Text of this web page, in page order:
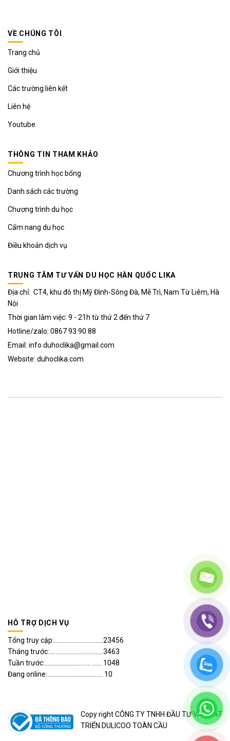
VỀ CHÚNG TÔI
Trang chủ
Giới thiệu
Các trường liên kết
Liên hệ
Youtube
THÔNG TIN THAM KHẢO
Chương trình học bổng
Danh sách các trường
Chương trình du học
Cẩm nang du học
Điều khoản dịch vụ
TRUNG TÂM TƯ VẤN DU HỌC HÀN QUỐC LIKA
Địa chỉ: CT4, khu đô thị Mỹ Đình-Sông Đà, Mễ Trì, Nam Từ Liêm, Hà
Nội
Thời gian làm việc: 9 - 21h từ thứ 2 đến thứ 7
Hotline/zalo: 0867 93 90 88
Email: info.duhoclika@gmail.com
Website: duhoclika.com
HỖ TRỢ DỊCH VỤ
Tổng truy cập:................................23456
Tháng trước:...................................3463
Tuần trước:.............................. ...... 1048
Đang online:.................................... 10
Copy right CÔNG TY TNHH ĐẦU TƯ VÀ PHÁT
TRIỂN DULICOO TOÀN CẦU